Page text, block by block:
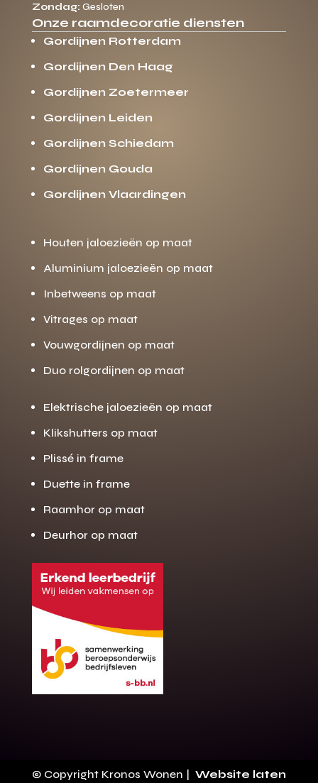
Gratis offerte
op maat?
Binnen 24 uur jouw gratis offerte
10 jaar garantie op de montage
100+ stoffen
Zondag: Gesloten
Onze raamdecoratie diensten
Gordijnen Rotterdam
Gordijnen Den Haag
Gordijnen Zoetermeer
Gordijnen Leiden
Gordijnen Schiedam
Gordijnen Gouda
Gordijnen Vlaardingen
Houten jaloezieën op maat
Aluminium jaloezieën op maat
Inbetweens op maat
Vitrages op maat
Vouwgordijnen op maat
Duo rolgordijnen op maat
Elektrische jaloezieën op maat
Klikshutters op maat
Plissé in frame
Duette in frame
Raamhor op maat
Deurhor op maat
© Copyright Kronos Wonen | Website laten